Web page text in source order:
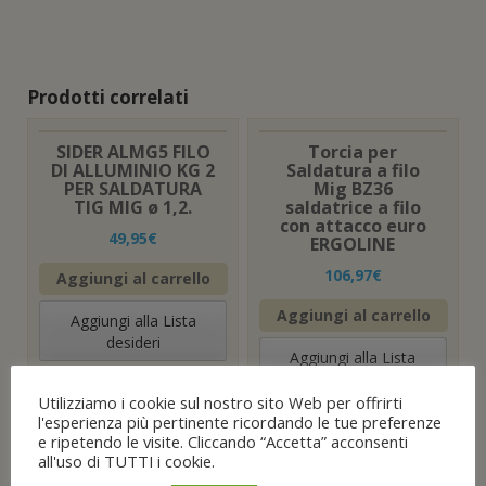
Prodotti correlati
SIDER ALMG5 FILO
DI ALLUMINIO KG 2
PER SALDATURA
TIG MIG ø 1,2.
49,95€
Aggiungi al carrello
Aggiungi alla Lista
desideri
Torcia per
Saldatura a filo
Mig BZ36
saldatrice a filo
con attacco euro
ERGOLINE
106,97€
Aggiungi al carrello
Aggiungi alla Lista
LANCIA CORPO
Utilizziamo i cookie sul nostro sito Web per offrirti
l'esperienza più pertinente ricordando le tue preferenze
e ripetendo le visite. Cliccando “Accetta” acconsenti
all'uso di TUTTI i cookie.